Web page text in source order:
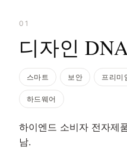
01
디자인
스마트 보안 프리미
하드웨어
하이엔드 소비자 전자제
남.